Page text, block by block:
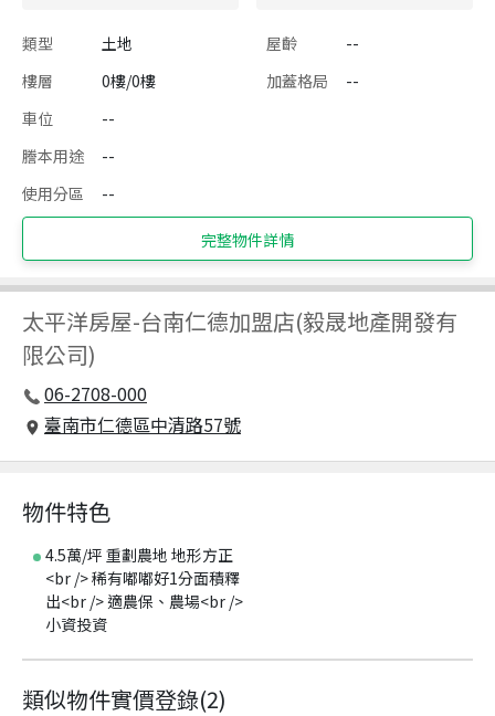
類型 土地 屋齡
--
樓層
0樓/0樓 加蓋格局
--
車位
--
謄本用途
--
使用分區
--
完整物件詳情
太平洋房屋-台南仁德加盟店(毅晟地產開發有
限公司)
06-2708-000
臺南市仁德區中清路57號
物件特色
4.5萬/坪 重劃農地 地形方正
<br /> 稀有嘟嘟好1分面積釋
出<br /> 適農保、農場<br />
小資投資
類似物件實價登錄(2)